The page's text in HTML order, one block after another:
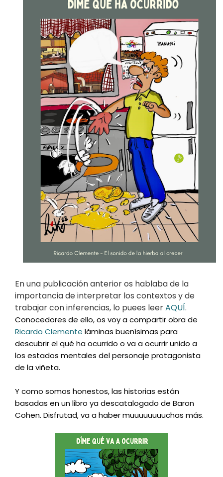
En una publicación anterior os hablaba de la
importancia de interpretar los contextos y de
trabajar con inferencias, lo puees leerAQUÍ.
Conocedores de ello, os voy a compartir obra de
Ricardo Clemente láminas buenísimas para
descubrir el qué ha ocurrido o va a ocurrir unido a
los estados mentales del personaje protagonista
de la viñeta.
Y como somos honestos, las historias están
basadas en un libro ya descatalogado de Baron
Cohen. Disfrutad, va a haber muuuuuuuuchas más.